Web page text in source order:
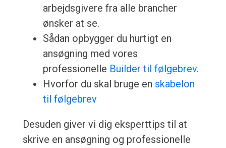
arbejdsgivere fra alle brancher
ønsker at se.
Sådan opbygger du hurtigt en
ansøgning med vores
professionelle Builder til følgebrev.
Hvorfor du skal bruge en skabelon
til følgebrev
Desuden giver vi dig eksperttips til at
skrive en ansøgning og professionelle